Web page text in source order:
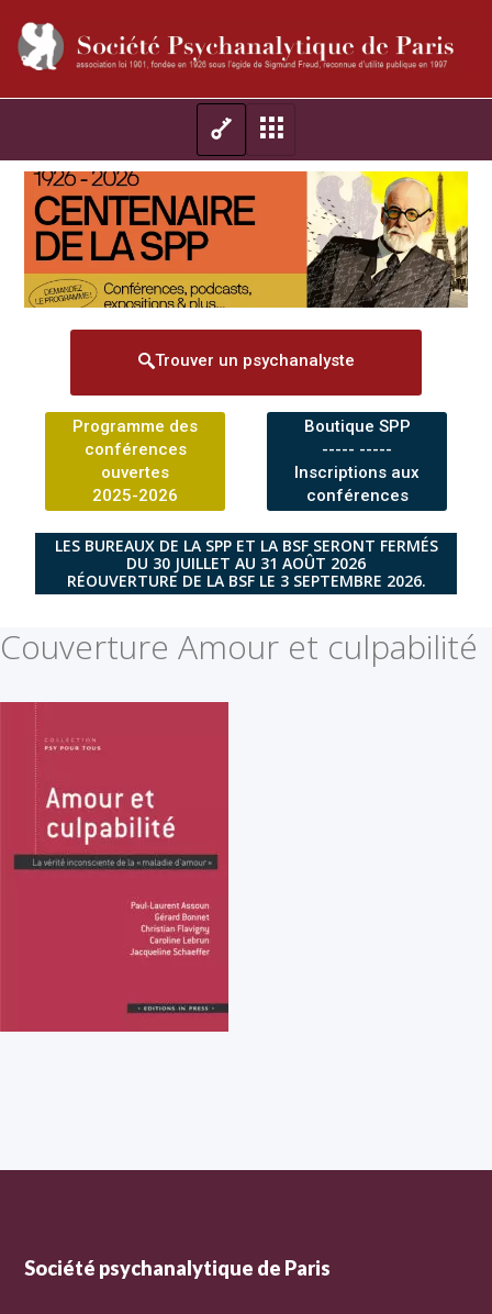
Trouver un psychanalyste
Programme des
conférences
ouvertes
2025-2026
Boutique SPP
----- -----
Inscriptions aux
conférences
LES BUREAUX DE LA SPP ET LA BSF SERONT FERMÉS
DU 30 JUILLET AU 31 AOÛT 2026
RÉOUVERTURE DE LA BSF LE 3 SEPTEMBRE 2026.
Couverture Amour et culpabilité
Société psychanalytique de Paris